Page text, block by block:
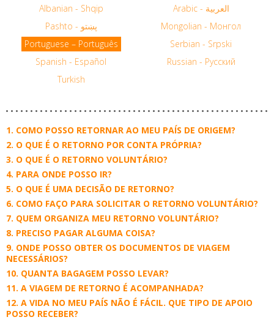
Albanian - Shqip
Arabic - العربية
Pashto - پښتو
Mongolian - Монгол
Portuguese – Português
Serbian - Srpski
Spanish - Español
Russian - Русский
Turkish
COMO POSSO RETORNAR AO MEU PAÍS DE ORIGEM?
O QUE É O RETORNO POR CONTA PRÓPRIA?
O QUE É O RETORNO VOLUNTÁRIO?
PARA ONDE POSSO IR?
O QUE É UMA DECISÃO DE RETORNO?
COMO FAÇO PARA SOLICITAR O RETORNO VOLUNTÁRIO?
QUEM ORGANIZA MEU RETORNO VOLUNTÁRIO?
PRECISO PAGAR ALGUMA COISA?
ONDE POSSO OBTER OS DOCUMENTOS DE VIAGEM
NECESSÁRIOS?
QUANTA BAGAGEM POSSO LEVAR?
A VIAGEM DE RETORNO É ACOMPANHADA?
A VIDA NO MEU PAÍS NÃO É FÁCIL. QUE TIPO DE APOIO
POSSO RECEBER?